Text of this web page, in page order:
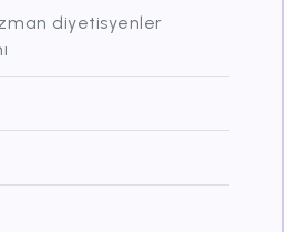
diyetisyenler